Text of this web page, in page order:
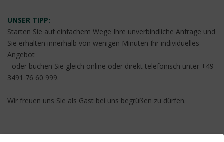
UNSER TIPP:
Starten Sie auf einfachem Wege Ihre unverbindliche Anfrage und
Sie erhalten innerhalb von wenigen Minuten Ihr individuelles
Angebot
- oder buchen Sie gleich online oder direkt telefonisch unter +49
3491 76 60 999.
Wir freuen uns Sie als Gast bei uns begrüßen zu dürfen.